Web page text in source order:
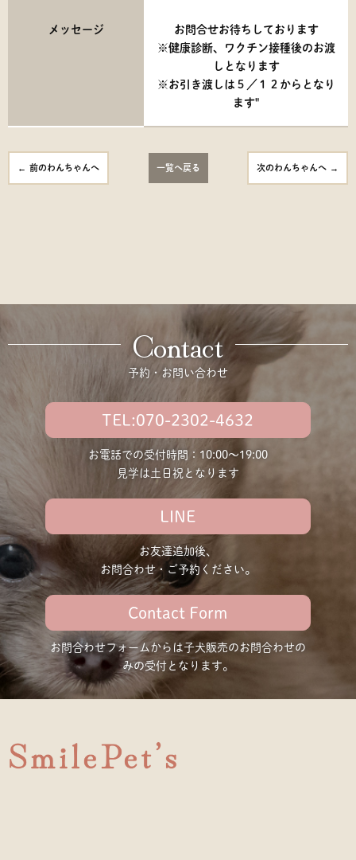
メッセージ
お問合せお待ちしております
※健康診断、ワクチン接種後のお渡
しとなります
※お引き渡しは５／１２からとなり
ます"
前のわんちゃんへ 一覧へ戻る 次のわんちゃんへ
Contact
予約・お問い合わせ
TEL:070-2302-4632
お電話での受付時間：10:00〜19:00
見学は土日祝となります
LINE
お友達追加後、
お問合わせ・ご予約ください。
Contact Form
お問合わせフォームからは子犬販売のお問合わせの
みの受付となります。